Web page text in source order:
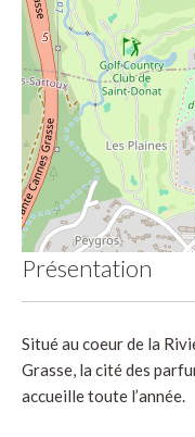
Présentation
Situé au coeur de la
Grasse, la cité des
accueille toute l’année.